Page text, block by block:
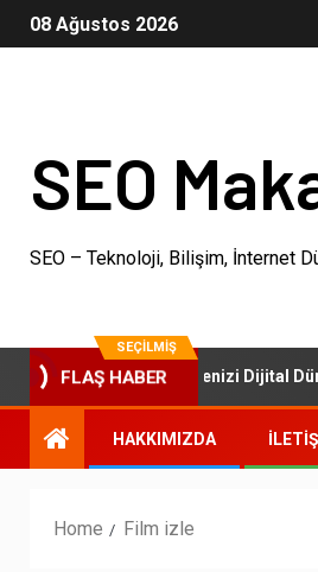
08 Ağustos 2026
SEO
SEO – Teknoloji, Bilişim, İnternet
SEÇILMIŞ
FLAŞ HABER
SEO Paketleri: İşletmenizi Dijital
HAKKIMIZDA
Home Film izle